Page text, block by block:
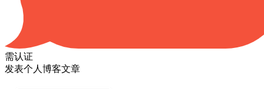
需认证
发表个人博客文章